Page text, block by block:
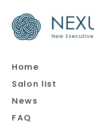
Home
Salon list
News
FAQ